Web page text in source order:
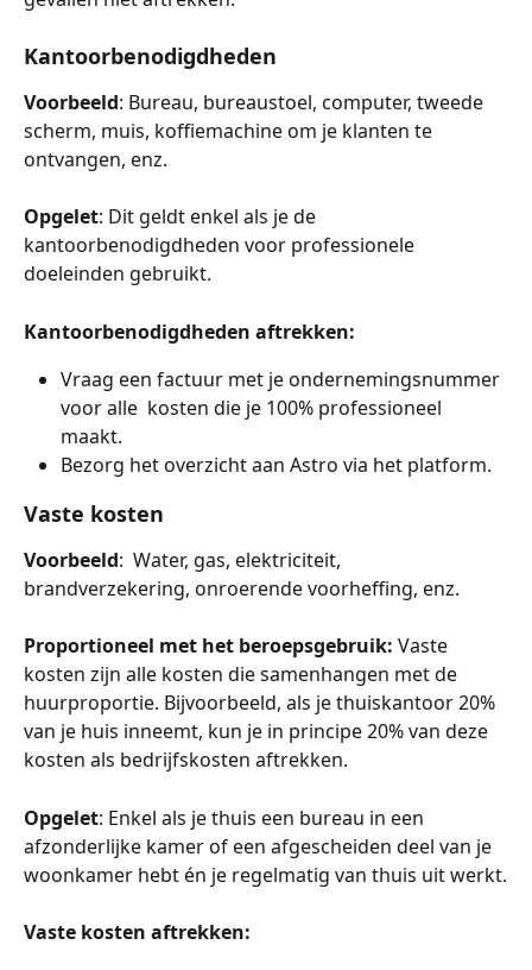
Kantoorbenodigdheden
Voorbeeld: Bureau, bureaustoel, computer, tweede
scherm, muis, koffiemachine om je klanten te
ontvangen, enz.
Opgelet: Dit geldt enkel als je de
kantoorbenodigdheden voor professionele
doeleinden gebruikt.
Kantoorbenodigdheden aftrekken:
Vraag een factuur met je ondernemingsnummer
voor alle  kosten die je 100% professioneel
maakt.
Bezorg het overzicht aan Astro via het platform.
Vaste kosten
Voorbeeld:  Water, gas, elektriciteit,
brandverzekering, onroerende voorheffing, enz.
Proportioneel met het beroepsgebruik: Vaste
kosten zijn alle kosten die samenhangen met de
huurproportie. Bijvoorbeeld, als je thuiskantoor 20%
van je huis inneemt, kun je in principe 20% van deze
kosten als bedrijfskosten aftrekken.
Opgelet: Enkel als je thuis een bureau in een
afzonderlijke kamer of een afgescheiden deel van je
woonkamer hebt én je regelmatig van thuis uit werkt.
Vaste kosten aftrekken: